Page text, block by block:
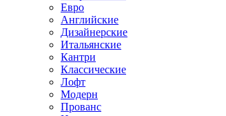
Евро
Английские
Дизайнерские
Итальянские
Кантри
Классические
Лофт
Модерн
Прованс